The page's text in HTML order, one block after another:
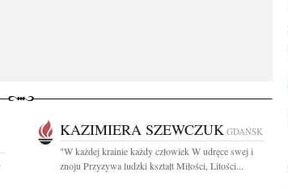
KAZIMIERA SZEWCZUK GDAŃSK
"W każdej krainie każdy człowiek W udręce swej i
znoju Przyzywa ludzki kształt Miłości, Litości...